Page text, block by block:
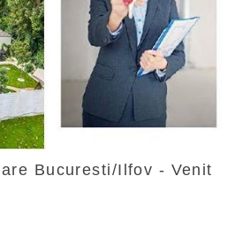
Bucuresti/Ilfov - Venit